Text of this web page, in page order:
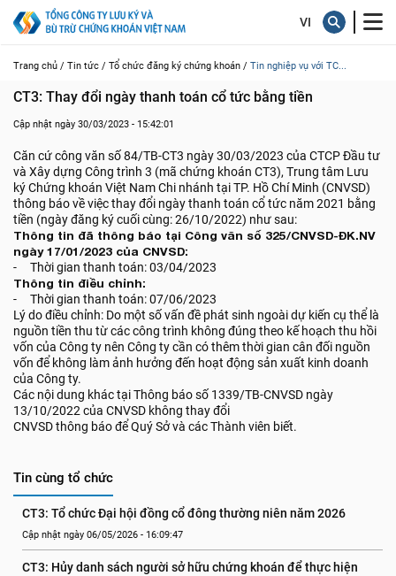
Trang chủ / Tin tức / Tổ chức đăng ký chứng khoán / Tin nghiệp vụ với TC...
CT3: Thay đổi ngày thanh toán cổ tức bằng tiền
Cập nhật ngày 30/03/2023 - 15:42:01
Căn cứ công văn số 84/TB-CT3 ngày 30/03/2023 của CTCP Đầu tư
và Xây dựng Công trình 3 (mã chứng khoán CT3), Trung tâm Lưu
ký Chứng khoán Việt Nam Chi nhánh tại TP. Hồ Chí Minh (CNVSD)
thông báo về việc thay đổi ngày thanh toán cổ tức năm 2021 bằng
tiền (ngày đăng ký cuối cùng: 26/10/2022) như sau:
Thông tin đã thông báo tại Công văn số 325/CNVSD-ĐK.NV
ngày 17/01/2023 của CNVSD:
- Thời gian thanh toán: 03/04/2023
Thông tin điều chỉnh:
- Thời gian thanh toán: 07/06/2023
Lý do điều chỉnh: Do một số vấn đề phát sinh ngoài dự kiến cụ thể là
nguồn tiền thu từ các công trình không đúng theo kế hoạch thu hồi
vốn của Công ty nên Công ty cần có thêm thời gian cân đối nguồn
vốn để không làm ảnh hưởng đến hoạt động sản xuất kinh doanh
của Công ty.
Các nội dung khác tại Thông báo số 1339/TB-CNVSD ngày
13/10/2022 của CNVSD không thay đổi
CNVSD thông báo để Quý Sở và các Thành viên biết.
Tin cùng tổ chức
CT3: Tổ chức Đại hội đồng cổ đông thường niên năm 2026
Cập nhật ngày 06/05/2026 - 16:09:47
CT3: Hủy danh sách người sở hữu chứng khoán để thực hiện